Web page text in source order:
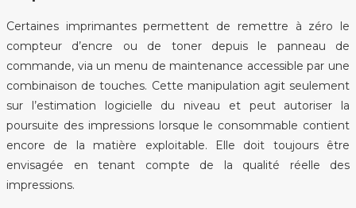
Certaines imprimantes permettent de remettre à zéro le
compteur d’encre ou de toner depuis le panneau de
commande, via un menu de maintenance accessible par une
combinaison de touches. Cette manipulation agit seulement
sur l’estimation logicielle du niveau et peut autoriser la
poursuite des impressions lorsque le consommable contient
encore de la matière exploitable. Elle doit toujours être
envisagée en tenant compte de la qualité réelle des
impressions.